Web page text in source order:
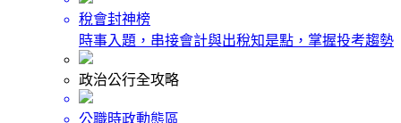
稅會封神榜
時事入題，串接會計與出稅知是點，掌握投考趨勢
政治公行全攻略
公職時政動態區